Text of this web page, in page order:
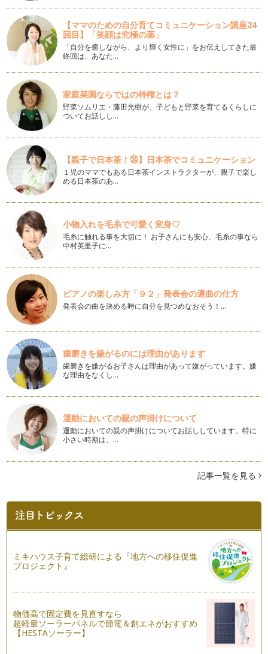
緑黄色野菜の代表☆ホウレンソウをまるごと楽しもう
すっかり朝晩は涼しくなり、過ごしやすい季節になりました
ね。 「人間が過ごしやすい…
さぁ、今日の食卓は何色あるかな？
梅雨も明け、さんさんと照りつけるおひさまのおかげで、 野
菜たちが、どんどん生長し、色づ…
野菜を最後まで見るおもしろさ
少し早く、梅雨入りしましたね。 畑では、5月に植えつけたト
マトやナスの苗たちが、…
思わずにっこり♡星形がキュートなオクラをまるごと楽しもう
…
レストラン顔負けのサラダを作りましょう♪
今年は、少し早めの桜が咲いて、いよいよ春到来ですね。 冬
の間は、あまり食べる気が…
最高に贅沢なイチゴはいかが？
サクラのつぼみも膨らんできて、過ごしやすい季節になってき
ましたね。 「今年はどんなお花…
ジャガイモ料理を、種から始めてみませんか？
桃の花が咲き、草が萌え、春の色があふれ始める季節になりま
した。 草花が芽吹くのを見ると…
カイワレ大根を育てて、プチガーデニング体験を♪
立春も過ぎ、日中は春を思わせるようなぽかぽか陽気の日差し
の日が多くなりましたね。 春は…
寒さを味方にして、干しイモを作ってみよう！
毎日、芯まで冷える寒さですが、自然の中では少しずつ春に
向けて動き始める月になり…
冬野菜の七草粥で、子どもと楽しもう♪
遅ればせながら、あけましておめでとうございます。 今年も
野菜について、みなさまにお役に…
ダイコンで、子どもとおいしく楽しもう♪
芯まで冷えるような寒さで、おでんやシチューなど、温まるお
野菜を育てるくらしと子どもの笑顔
みなさんのところでは、紅葉が始まりましたか？ この頃にな
ると、さすがに種まきなど…
意外と知らない?!タマネギを育ててみよう☆
前回、春の楽しみとして「エンドウ」のお話をしましたが、ま
だまだ楽しめる野菜があります！ …
【ママのための自分育てコミュニケーション講座24
回目】「笑顔は究極の薬」
「自分を癒しながら、より輝く女性に」をお伝えしてきた最
終回は、あなた…
家庭菜園ならではの特権とは？
野菜ソムリエ・藤田光樹が、子どもと野菜を育てるくらしに
ついてお話しし…
【親子で日本茶！㉔】日本茶でコミュニケーション
１児のママでもある日本茶インストラクターが、親子で楽し
める日本茶のあ…
小物入れを毛糸で可愛く変身♡
毛糸に触れる事を大切に！ お子さんにも安心、毛糸の事なら
中村英里子に…
ピアノの楽しみ方「９２」発表会の選曲の仕方
発表会の曲を決める時に自分を見つめなおそう！…
歯磨きを嫌がるのには理由があります
歯磨きを嫌がるお子さんは理由があって嫌がっています。嫌
な理由をなくし…
運動においての親の声掛けについて
運動においての親の声掛けについてお話ししています。特に
小さい時期は、…
記事一覧を見る
ミキハウス子育て総研による『地方への移住促進
プロジェクト』
物価高で固定費を見直すなら
超軽量ソーラーパネルで節電＆創エネがおすすめ
【HESTAソーラー】